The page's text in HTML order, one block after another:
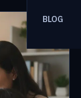
BLOG